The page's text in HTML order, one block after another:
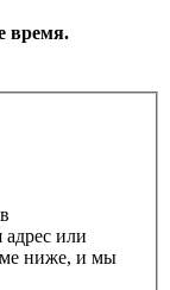
время.
или
ниже, и мы